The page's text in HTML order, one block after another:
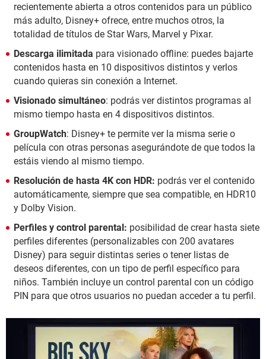
recientemente abierta a otros contenidos para un público
más adulto, Disney+ ofrece, entre muchos otros, la
totalidad de títulos de Star Wars, Marvel y Pixar.
Descarga ilimitada para visionado offline: puedes bajarte
contenidos hasta en 10 dispositivos distintos y verlos
cuando quieras sin conexión a Internet.
Visionado simultáneo: podrás ver distintos programas al
mismo tiempo hasta en 4 dispositivos distintos.
GroupWatch: Disney+ te permite ver la misma serie o
película con otras personas asegurándote de que todos la
estáis viendo al mismo tiempo.
Resolución de hasta 4K con HDR: podrás ver el contenido
automáticamente, siempre que sea compatible, en HDR10
y Dolby Vision.
Perfiles y control parental: posibilidad de crear hasta siete
perfiles diferentes (personalizables con 200 avatares
Disney) para seguir distintas series o tener listas de
deseos diferentes, con un tipo de perfil específico para
niños. También incluye un control parental con un código
PIN para que otros usuarios no puedan acceder a tu perfil.